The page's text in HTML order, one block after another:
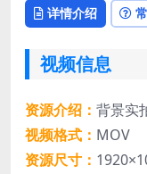
详情介绍
视频信息
资源介绍： 背景实
视频格式： MOV
资源尺寸：